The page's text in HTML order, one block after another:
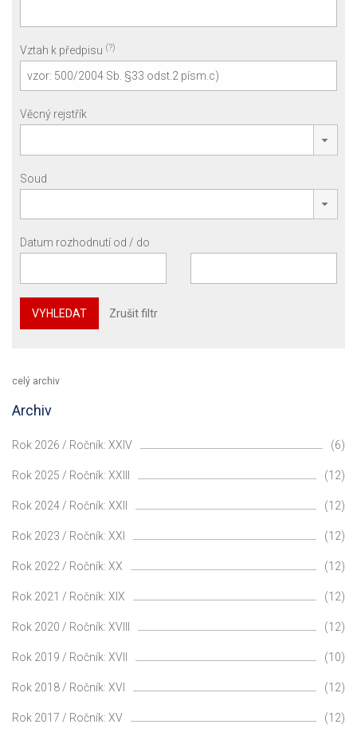
Vztah k předpisu (?)
Věcný rejstřík
Soud
Datum rozhodnutí od / do
VYHLEDAT Zrušit filtr
celý archiv
Archiv
Rok 2026 / Ročník: XXIV (6)
Rok 2025 / Ročník: XXIII (12)
Rok 2024 / Ročník: XXII (12)
Rok 2023 / Ročník: XXI (12)
Rok 2022 / Ročník: XX (12)
Rok 2021 / Ročník: XIX (12)
Rok 2020 / Ročník: XVIII (12)
Rok 2019 / Ročník: XVII (10)
Rok 2018 / Ročník: XVI (12)
Rok 2017 / Ročník: XV (12)